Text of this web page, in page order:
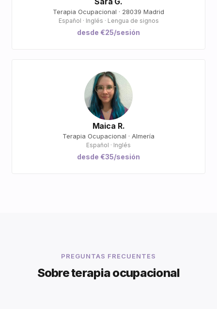
Terapia Ocupacional · 28039 Madrid
Español · Inglés · Lengua de signos
desde €25/sesión
Maica R.
Terapia Ocupacional · Almería
Español · Inglés
desde €35/sesión
PREGUNTAS FRECUENTES
Sobre terapia ocupacional